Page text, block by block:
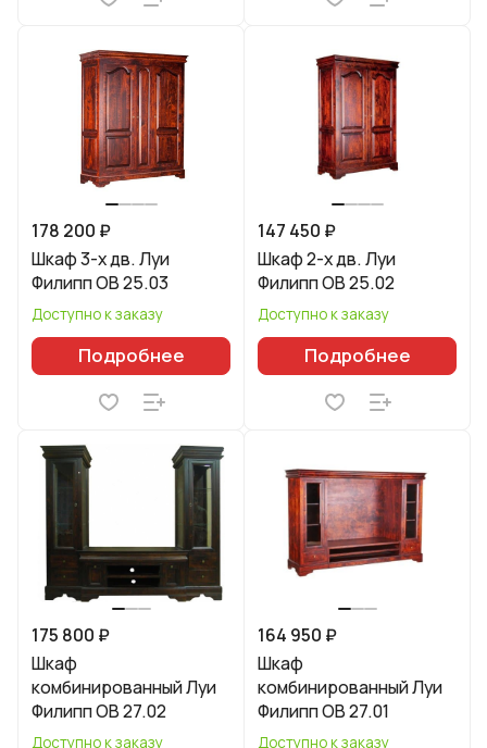
178 200 ₽
Шкаф 3-х дв. Луи
Филипп ОВ 25.03
Доступно к заказу
Подробнее
147 450 ₽
Шкаф 2-х дв. Луи
Филипп ОВ 25.02
Доступно к заказу
Подробнее
175 800 ₽
Шкаф
комбинированный Луи
Филипп ОВ 27.02
Доступно к заказу
164 950 ₽
Шкаф
комбинированный Луи
Филипп ОВ 27.01
Доступно к заказу